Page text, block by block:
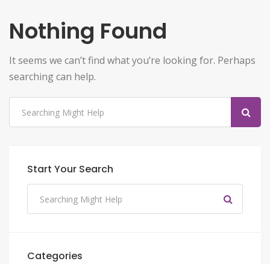
Nothing Found
It seems we can’t find what you’re looking for. Perhaps
searching can help.
Start Your Search
Categories